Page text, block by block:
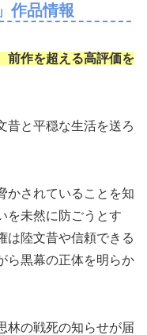
作品情報
前作を超える高評価を
昔と平穏な生活を送ろ
かされていることを知
を未然に防ごうとす
は陸文昔や信頼できる
ら黒幕の正体を明らか
林の戦死の知らせが届